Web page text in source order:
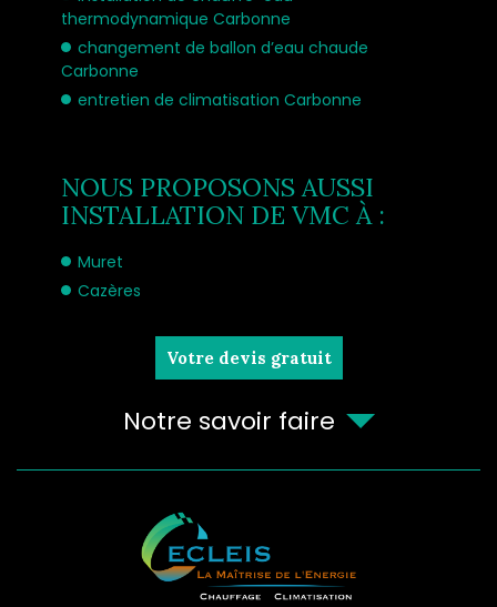
thermodynamique Carbonne
changement de ballon d’eau chaude
Carbonne
entretien de climatisation Carbonne
NOUS PROPOSONS AUSSI
INSTALLATION DE VMC À :
Muret
Cazères
Votre devis gratuit
Notre savoir faire